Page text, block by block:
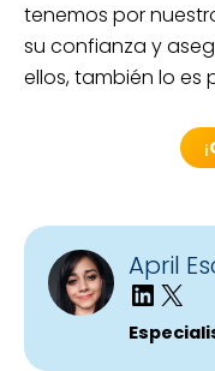
tenemos por
su confianza y
ellos, también lo es
¡
April